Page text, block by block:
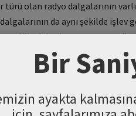
olan radyo dalgalarının
da aynı şekilde işlev
daha önce ortaya attığı,
davranışları gösterdiği
Bir
ayakta